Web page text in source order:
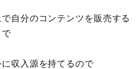
自分のコンテンツを販売する
で
収入源を持てるので